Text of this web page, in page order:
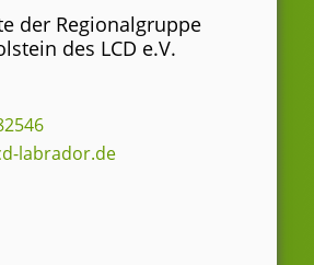
der Regionalgruppe
des LCD e.V.
labrador.de